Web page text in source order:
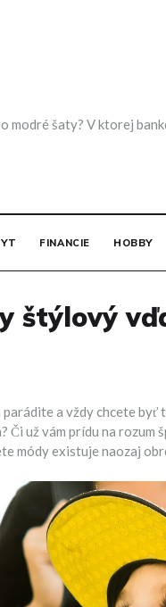
modré šaty? V ktorej
FINANCIE HOBBY
štýlový
a vždy chcete
Či už vám prídu na rozum
módy existuje naozaj